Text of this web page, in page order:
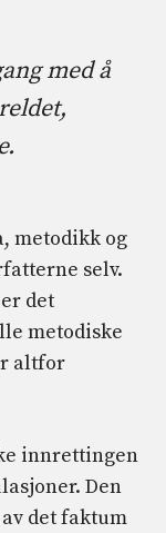
med å
metodikk og
selv.
det
metodiske
altfor
innrettingen
Den
det faktum